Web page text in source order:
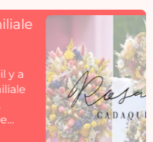
Découvrez
Rosacadaques
Découvrez la collection
de fleurs séchées
Aquarelle by
Rosacadaques.
Les bouquets de fleurs